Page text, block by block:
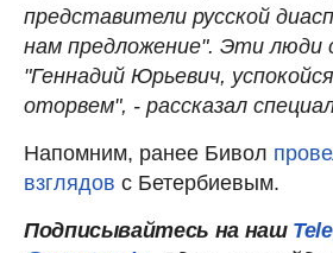
представители русской
нам предложение". Эти люди
"Геннадий Юрьевич,
оторвем", - рассказал
Напомним, ранее Бивол
взглядов с Бетербиевым.
Подписывайтесь на наш